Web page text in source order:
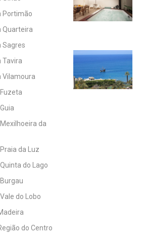
Portimão
da
da Luz
do Lago
do Lobo
do Centro